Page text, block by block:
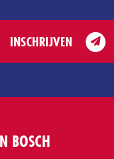
INSCHRIJVEN
BOSCH